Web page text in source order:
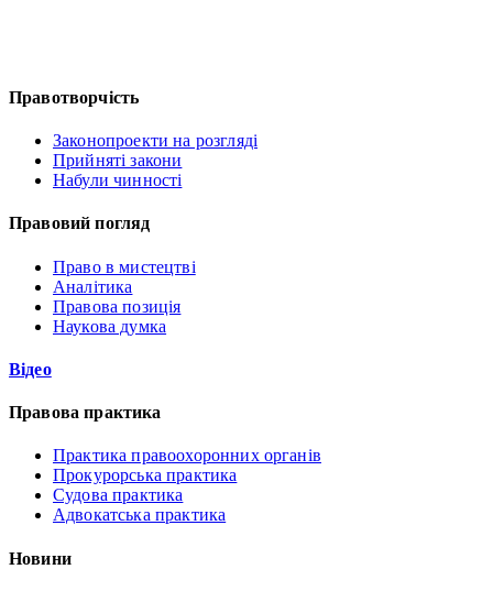
Правотворчість
Законопроекти на розгляді
Прийняті закони
Набули чинності
Правовий погляд
Право в мистецтві
Аналітика
Правова позиція
Наукова думка
Відео
Правова практика
Практика правоохоронних органів
Прокурорська практика
Судова практика
Адвокатська практика
Новини